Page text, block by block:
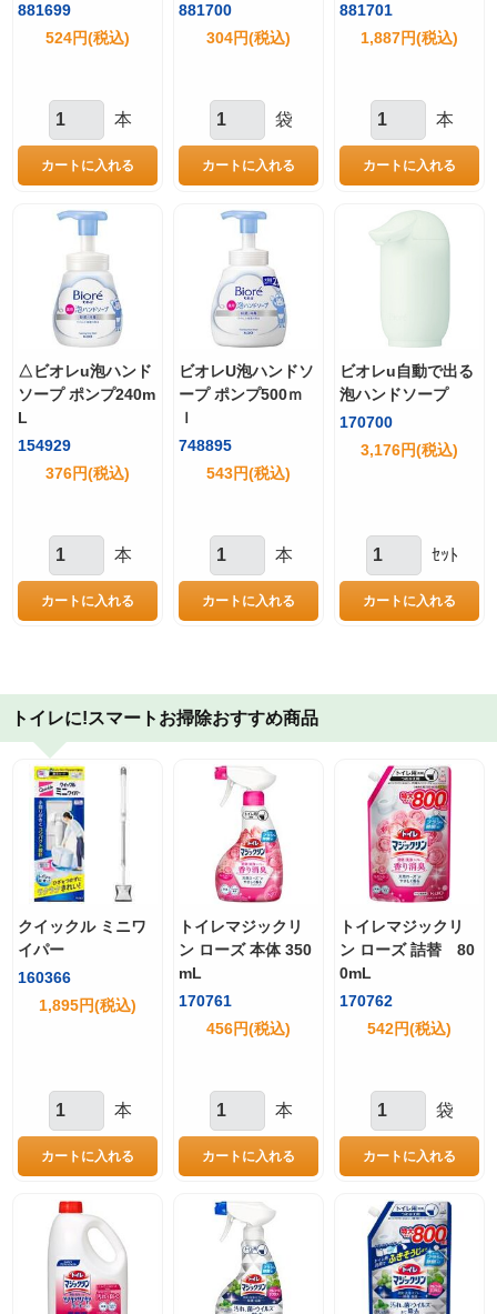
524円(税込)
881699
本
304円(税込)
881700
袋
1,887円(税込)
881701
本
376円(税込)
154929
△ビオレu泡ハンド
ソープ ポンプ240m
L
本
543円(税込)
748895
ビオレU泡ハンドソ
ープ ポンプ500ｍ
ｌ
本
3,176円(税込)
170700
ビオレu自動で出る
泡ハンドソープ
ｾｯﾄ
トイレに!スマートお掃除おすすめ商品
1,895円(税込)
160366
クイックル ミニワ
イパー
本
456円(税込)
170761
トイレマジックリ
ン ローズ 本体 350
mL
本
542円(税込)
170762
トイレマジックリ
ン ローズ 詰替 80
0mL
袋